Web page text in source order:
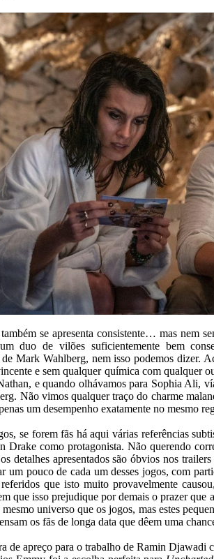
se apresenta consistente… mas nem
duo de vilões suficientemente bem
de Mark Wahlberg, nem isso podemos dizer.
e sem qualquer química com qualquer
e quando olhávamos para Sophia Ali,
Não vimos qualquer traço do charme
um desempenho exatamente no mesmo
se forem fãs há aqui várias referências
Drake como protagonista. Não querendo
detalhes apresentados são óbvios nos
um pouco de cada um desses jogos, com
que isto muito provavelmente
que isso prejudique por demais o prazer que
universo que os jogos, mas estes
os fãs de longa data que dêem uma
de apreço para o trabalho de Ramin Djawadi